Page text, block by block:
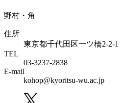
野村・角
住所
東京都千代田区一ツ橋2-2-1
TEL
03-3237-2838
E-mail
kohop@kyoritsu-wu.ac.jp